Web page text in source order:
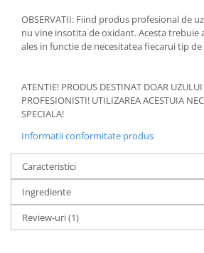
OBSERVATII: Fiind produs profesional de
nu vine insotita de oxidant. Acesta trebuie
ales in functie de necesitatea fiecarui tip
ATENTIE! PRODUS DESTINAT DOAR
PROFESIONISTI! UTILIZAREA ACESTUIA
SPECIALA!
Informatii conformitate produs
Caracteristici
Ingrediente
Review-uri(1)